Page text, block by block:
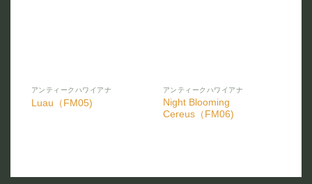
アンティークハワイアナ
Luau（FM05)
アンティークハワイアナ
Night Blooming
Cereus（FM06)